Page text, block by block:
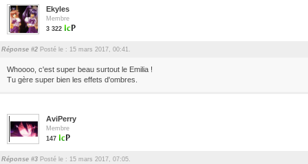
Ekyles
Membre
3 322
Réponse #2 Posté le : 15 mars 2017, 00:41.
Whoooo, c'est super beau surtout le Emilia !
Tu gère super bien les effets d'ombres.
AviPerry
Membre
147
Réponse #3 Posté le : 15 mars 2017, 07:05.